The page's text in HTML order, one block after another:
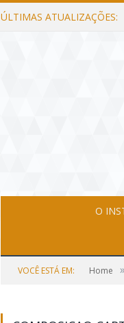
ÚLTIMAS ATUALIZAÇÕES:
O
VOCÊ ESTÁ EM: Home »